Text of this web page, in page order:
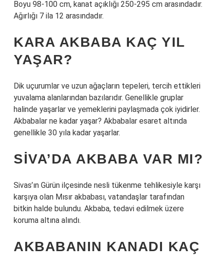
Boyu 98-100 cm, kanat açıklığı 250-295 cm arasındadır.
Ağırlığı 7 ila 12 arasındadır.
KARA AKBABA KAÇ YIL
YAŞAR?
Dik uçurumlar ve uzun ağaçların tepeleri, tercih ettikleri
yuvalama alanlarından bazılarıdır. Genellikle gruplar
halinde yaşarlar ve yemeklerini paylaşmada çok iyidirler.
Akbabalar ne kadar yaşar? Akbabalar esaret altında
genellikle 30 yıla kadar yaşarlar.
SIVA’DA AKBABA VAR MI?
Sivas’ın Gürün ilçesinde nesli tükenme tehlikesiyle karşı
karşıya olan Mısır akbabası, vatandaşlar tarafından
bitkin halde bulundu. Akbaba, tedavi edilmek üzere
koruma altına alındı.
AKBABANIN KANADI KAÇ